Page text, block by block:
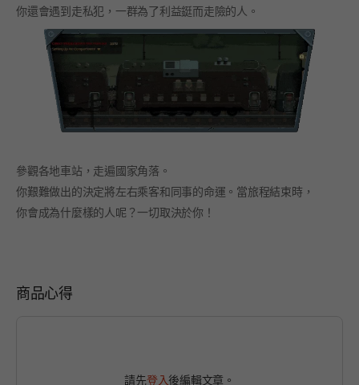
你還會遇到走私犯，一群為了利益鋌而走險的人。
參觀各地車站，走遍國家角落。
你艱難做出的決定將左右乘客和同事的命運。當旅程結束時，
你會成為什麼樣的人呢？一切取決於你！
商品心得
請先登入後編輯文章。